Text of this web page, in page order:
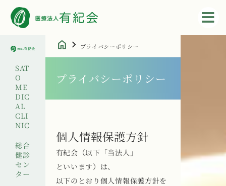
SAT
O
ME
DIC
AL
CLI
NIC
総合
健診
セン
ター
home chevron_right プライバシーポリシー
プライバシーポリシー
個人情報保護方針
有紀会（以下「当法人」
といいます）は、
以下のとおり個人情報保護方針を